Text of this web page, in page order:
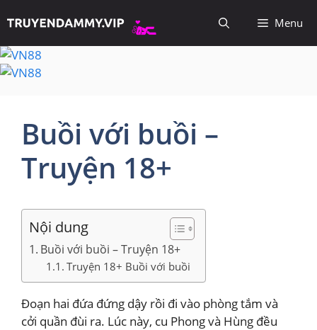
đến
nội
dung
Menu
Buồi với buồi –
Truyện 18+
Nội dung
Buồi với buồi – Truyện 18+
Truyện 18+ Buồi với buồi
Đoạn hai đứa đứng dậy rồi đi vào phòng tắm và
cởi quần đùi ra. Lúc này, cu Phong và Hùng đều